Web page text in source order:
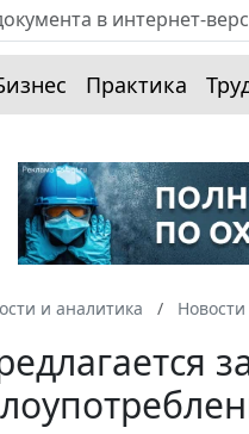
Практика
и аналитика Новости